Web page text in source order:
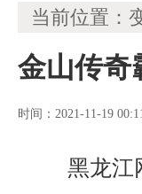
当前位置：
金山传奇
时间：2021-11-19
黑龙江